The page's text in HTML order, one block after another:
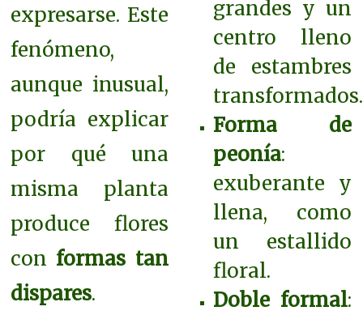
expresarse. Este
fenómeno,
aunque inusual,
podría explicar
por qué una
misma planta
produce flores
con formas tan
dispares.
grandes y un
centro lleno
de estambres
transformados.
Forma de
peonía:
exuberante y
llena, como
un estallido
floral.
Doble formal: